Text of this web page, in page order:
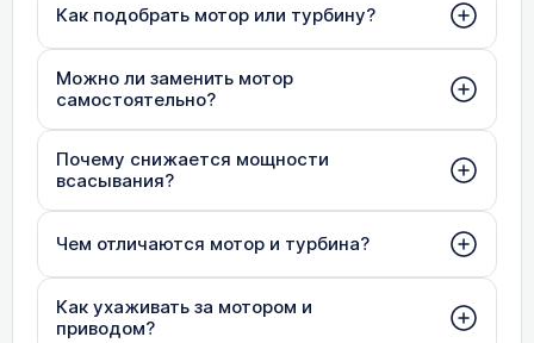
Как подобрать мотор или турбину?
Можно ли заменить мотор
самостоятельно?
Почему снижается мощности
всасывания?
Чем отличаются мотор и турбина?
Как ухаживать за мотором и
приводом?